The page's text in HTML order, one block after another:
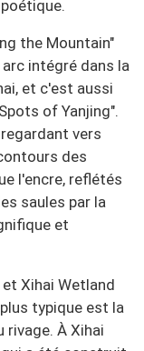
the Mountain"
intégré dans la
et c'est aussi
of Yanjing".
vers
des
l'encre, reflétés
saules par la
et
Xihai Wetland
typique est la
rivage. À Xihai